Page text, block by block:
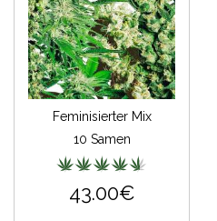
Feminisierter Mix
10 Samen
43.00€